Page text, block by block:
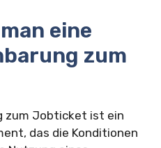
eine
zum
zum Jobticket ist ein
das die Konditionen